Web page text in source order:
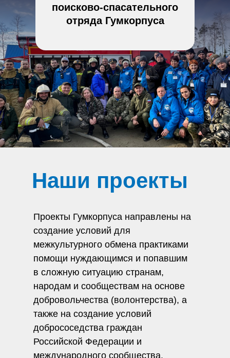
поисково-спасательного
отряда Гумкорпуса
Наши проекты
Проекты Гумкорпуса направлены на
создание условий для
межкультурного обмена практиками
помощи нуждающимся и попавшим
в сложную ситуацию странам,
народам и сообществам на основе
добровольчества (волонтерства), а
также на создание условий
добрососедства граждан
Российской Федерации и
международного сообщества.